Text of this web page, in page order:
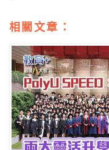
相關文章：